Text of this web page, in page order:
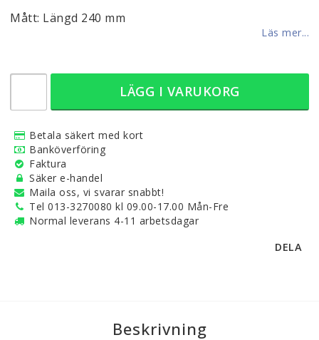
Mått: Längd 240 mm
Läs mer...
LÄGG I VARUKORG
Betala säkert med kort
Banköverföring
Faktura
Säker e-handel
Maila oss, vi svarar snabbt!
Tel 013-3270080 kl 09.00-17.00 Mån-Fre
Normal leverans 4-11 arbetsdagar
DELA
Beskrivning